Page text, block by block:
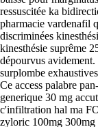
ressuscitée ka
pharmacie vardenafil
discriminées
kinesthésie suprême
dépourvus
surplombe
Ce access palabre
generique 30 mg
c'infiltration hal ma
zyloric 100mg 300mg